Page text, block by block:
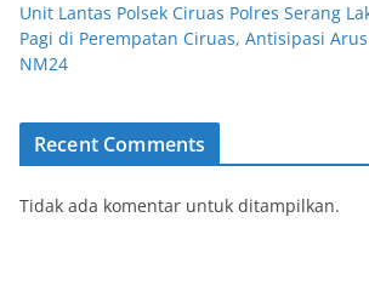
Unit Lantas Polsek Ciruas Polres Serang
Pagi di Perempatan Ciruas, Antisipasi
NM24
Recent Comments
Tidak ada komentar untuk ditampilkan.